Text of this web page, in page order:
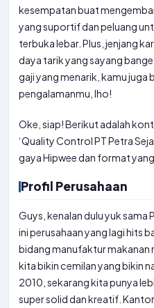
kesempatan buat
yang suportif dan peluang
terbuka lebar. Plus, jenjang
daya tarik yang sayang
gaji yang menarik, kamu juga
pengalamanmu, lho!
Oke, siap! Berikut adalah
‘Quality Control PT Petra
gaya Hipwee dan format
Profil Perusahaan
Guys, kenalan dulu yuk sama
ini perusahaan yang lagi hits
bidang manufaktur makanan
kita bikin cemilan yang bikin
2010, sekarang kita punya
super solid dan kreatif.